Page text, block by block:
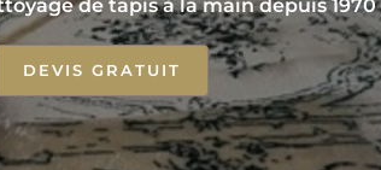
de tapis à la main depuis 1970
DEVIS GRATUIT